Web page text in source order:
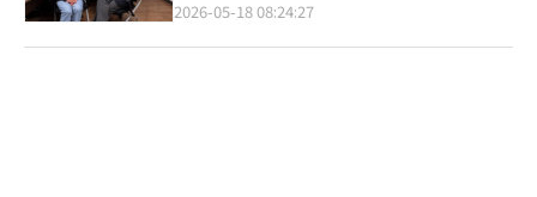
2026-05-18 08:24:27